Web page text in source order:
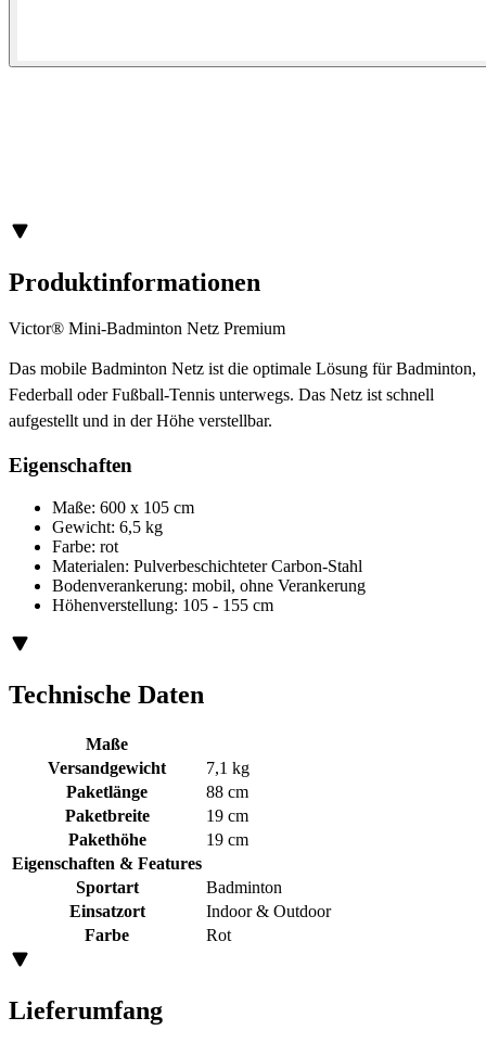
Produktinformationen
Victor® Mini-Badminton Netz Premium
Das mobile Badminton Netz ist die optimale Lösung für Badminton,
Federball oder Fußball-Tennis unterwegs. Das Netz ist schnell
aufgestellt und in der Höhe verstellbar.
Eigenschaften
Maße: 600 x 105 cm
Gewicht: 6,5 kg
Farbe: rot
Materialen: Pulverbeschichteter Carbon-Stahl
Bodenverankerung: mobil, ohne Verankerung
Höhenverstellung: 105 - 155 cm
Technische Daten
Maße
Versandgewicht
7,1 kg
Paketlänge
88 cm
Paketbreite
19 cm
Pakethöhe
19 cm
Eigenschaften & Features
Sportart
Badminton
Einsatzort
Indoor & Outdoor
Farbe
Rot
Lieferumfang